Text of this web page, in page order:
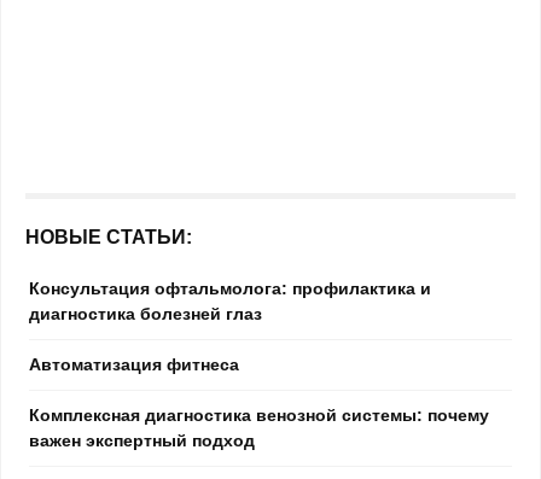
НОВЫЕ СТАТЬИ:
Консультация офтальмолога: профилактика и
диагностика болезней глаз
Автоматизация фитнеса
Комплексная диагностика венозной системы: почему
важен экспертный подход